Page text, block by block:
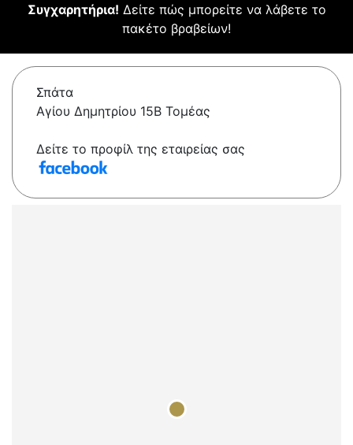
Συγχαρητήρια! Δείτε πώς μπορείτε να λάβετε το
πακέτο βραβείων!
Σπάτα
Αγίου Δημητρίου 15Β Τομέας
Δείτε το προφίλ της εταιρείας σας